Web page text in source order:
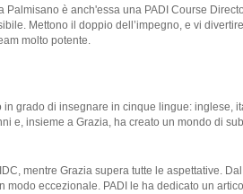
è anch'essa una PADI Course
Mettono il doppio dell’impegno, e vi
molto potente.
in grado di insegnare in cinque lingue: inglese,
e, insieme a Grazia, ha creato un mondo di
mentre Grazia supera tutte le aspettative.
eccezionale. PADI le ha dedicato un